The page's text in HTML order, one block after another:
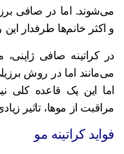
اما در صافی
اکثر خانم‌ها طرفدار این
این یک قاعده کلی
از موها، تاثیر زیادی
کراتینه مو